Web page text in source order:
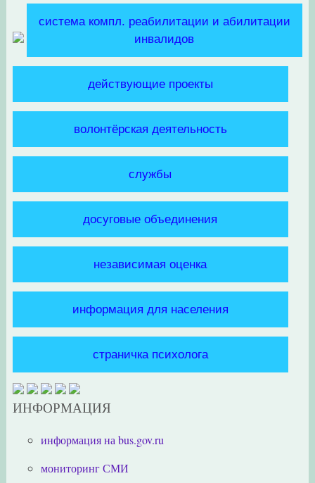
система компл. реабилитации и абилитации
инвалидов
действующие проекты
волонтёрская деятельность
службы
досуговые объединения
независимая оценка
информация для населения
страничка психолога
ИНФОРМАЦИЯ
информация на bus.gov.ru
мониторинг СМИ